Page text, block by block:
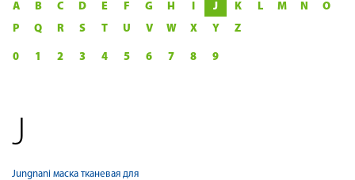
A B C D E F G H I J K L M N
O
P
Q R S T U V W X Y Z
0 1 2 3 4 5 6 7 8 9
J
Jungnani маска тканевая для